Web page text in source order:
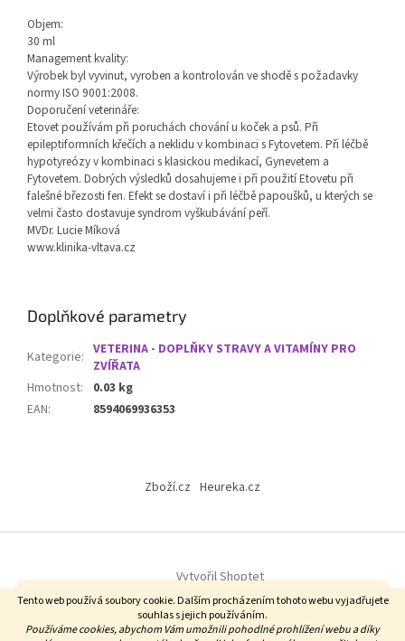
Tento web používá soubory cookie. Dalším procházením tohoto webu vyjadřujete
souhlas s jejich používáním.
Používáme cookies, abychom Vám umožnili pohodlné prohlížení webu a díky
Vážení zákazníci, od 6.8. do 14.8.2026. u nás probíhá firemní dovolená.
Zásilky budou odesílány do 5.8. objednávky do 10 hodin a následně od
17.8. V době od 6.8 do 14.8. NEBUDE k dispozici zákaznická linka.
Objem:
30 ml
Management kvality:
Výrobek byl vyvinut, vyroben a kontrolován ve shodě s požadavky
normy ISO 9001:2008.
Doporučení veterináře:
Etovet používám při poruchách chování u koček a psů. Při
epileptiformních křečích a neklidu v kombinaci s Fytovetem. Při léčbě
hypotyreózy v kombinaci s klasickou medikací, Gynevetem a
Fytovetem. Dobrých výsledků dosahujeme i při použití Etovetu při
falešné březosti fen. Efekt se dostaví i při léčbě papoušků, u kterých se
velmi často dostavuje syndrom vyškubávání peří.
MVDr. Lucie Míková
www.klinika-vltava.cz
Doplňkové parametry
Kategorie: VETERINA - DOPLŇKY STRAVY A VITAMÍNY PRO
ZVÍŘATA
Hmotnost:
0.03 kg
EAN: 8594069936353
Zboží.cz Heureka.cz
Vytvořil Shoptet
Copyright 2026DF byliny. Všechna práva vyhrazena.